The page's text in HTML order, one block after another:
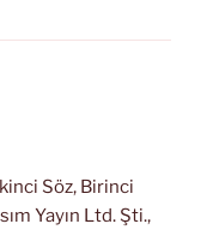
Söz, Birinci
Yayın Ltd. Şti.,